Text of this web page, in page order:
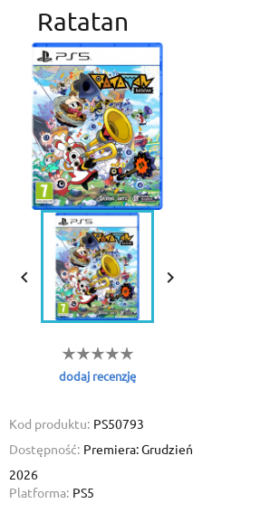
Create wishlist
Ratatan
 
dodaj recenzję
Kod produktu: PS50793
Dostępność: Premiera: Grudzień
2026
Platforma: PS5